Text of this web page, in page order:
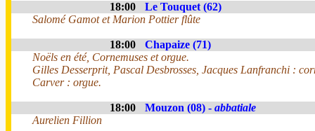
18:00
Le Touquet (62)
Salomé Gamot et Marion Pottier flûte
18:00
Chapaize (71)
Noëls en été, Cornemuses et orgue.
Gilles Desserprit, Pascal Desbrosses, Jacques Lanfranchi :
Carver : orgue.
18:00 Mouzon (08) - abbatiale
Aurelien Fillion